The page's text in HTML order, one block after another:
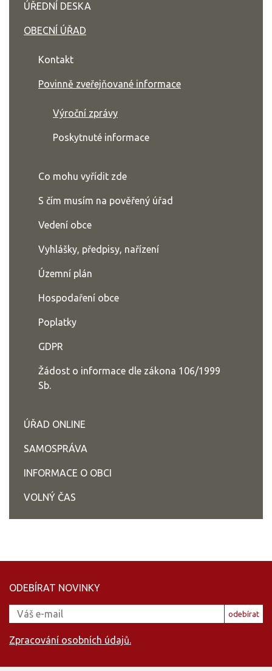
ÚŘEDNÍ DESKA
OBECNÍ ÚŘAD
Kontakt
Povinně zveřejňované informace
Výroční zprávy
Poskytnuté informace
Co mohu vyřídit zde
S čím musím na pověřený úřad
Vedení obce
Vyhlášky, předpisy, nařízení
Územní plán
Hospodaření obce
Poplatky
GDPR
Žádost o informace dle zákona 106/1999
Sb.
ÚŘAD ONLINE
SAMOSPRÁVA
INFORMACE O OBCI
VOLNÝ ČAS
ODEBÍRAT NOVINKY
odebírat
Zpracování osobních údajů.